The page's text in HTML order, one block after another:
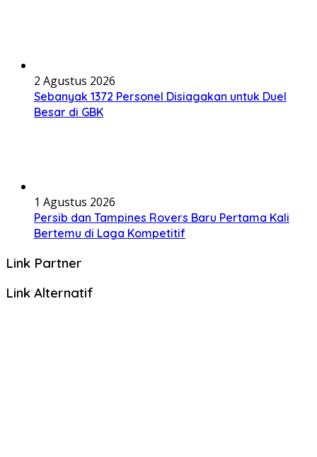
2 Agustus 2026
Sebanyak 1372 Personel Disiagakan untuk Duel
Besar di GBK
1 Agustus 2026
Persib dan Tampines Rovers Baru Pertama Kali
Bertemu di Laga Kompetitif
Link Partner
Link Alternatif